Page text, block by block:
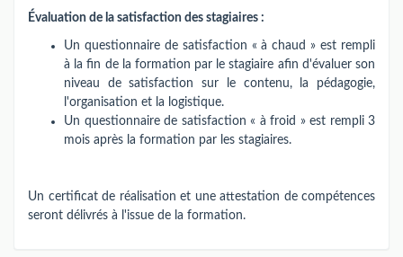
Évaluation de la satisfaction des stagiaires :
Un questionnaire de satisfaction « à chaud » est rempli
à la fin de la formation par le stagiaire afin d'évaluer son
niveau de satisfaction sur le contenu, la pédagogie,
l'organisation et la logistique.
Un questionnaire de satisfaction « à froid » est rempli 3
mois après la formation par les stagiaires.
Un certificat de réalisation et une attestation de compétences
seront délivrés à l'issue de la formation.